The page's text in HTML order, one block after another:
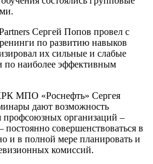
Сергей Попов провел с
по развитию навыков
их сильные и слабые
по наиболее эффективным
МПО «Роснефть» Сергея
дают возможность
организаций –
постоянно совершенствоваться в
и в полной мере планировать и
комиссий.